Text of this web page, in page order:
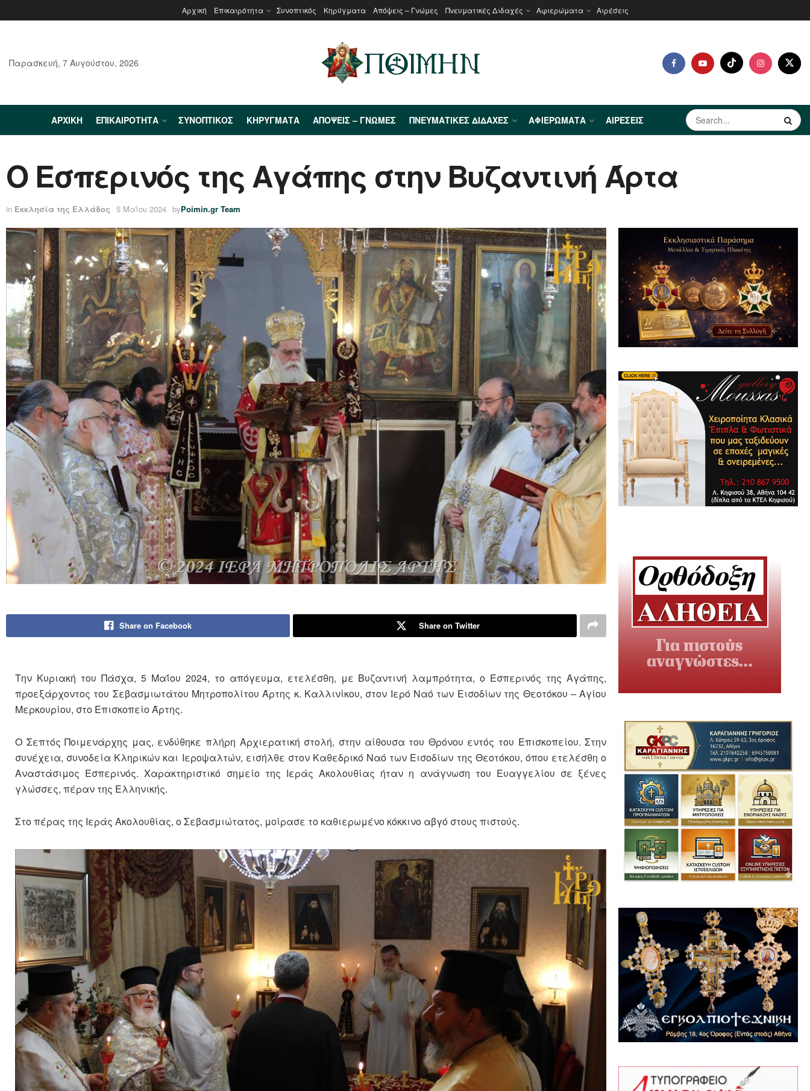
Αρχική Επικαιρότητα Συνοπτικός Κηρύγματα Απόψεις – Γνώμες Πνευματικές Διδαχές Αφιερώματα Αιρέσεις
Παρασκευή, 7 Αυγούστου, 2026
ΑΡΧΙΚΉ ΕΠΙΚΑΙΡΌΤΗΤΑ ΣΥΝΟΠΤΙΚΌΣ ΚΗΡΎΓΜΑΤΑ ΑΠΌΨΕΙΣ – ΓΝΏΜΕΣ ΠΝΕΥΜΑΤΙΚΈΣ ΔΙΔΑΧΈΣ ΑΦΙΕΡΏΜΑΤΑ ΑΙΡΈΣΕΙΣ
Ο Εσπερινός της Αγάπης στην Βυζαντινή Άρτα
in Εκκλησία της Ελλάδος 5 Μαΐου 2024 byPoimin.gr Team
Share on Facebook Share on Twitter
Την Κυριακή του Πάσχα, 5 Μαΐου 2024, το απόγευμα, ετελέσθη, με Βυζαντινή λαμπρότητα, ο Εσπερινός της Αγάπης,
προεξάρχοντος του Σεβασμιωτάτου Μητροπολίτου Άρτης κ. Καλλινίκου, στον Ιερό Ναό των Εισοδίων της Θεοτόκου – Αγίου
Μερκουρίου, στο Επισκοπείο Άρτης.
Ο Σεπτός Ποιμενάρχης μας, ενδύθηκε πλήρη Αρχιερατική στολή, στην αίθουσα του Θρόνου εντός του Επισκοπείου. Στην
συνέχεια, συνοδεία Κληρικών και Ιεροψαλτών, εισήλθε στον Καθεδρικό Ναό των Εισοδίων της Θεοτόκου, όπου ετελέσθη ο
Αναστάσιμος Εσπερινός. Χαρακτηριστικό σημείο της Ιεράς Ακολουθίας ήταν η ανάγνωση του Ευαγγελίου σε ξένες
γλώσσες, πέραν της Ελληνικής.
Στο πέρας της Ιεράς Ακολουθίας, ο Σεβασμιώτατος, μοίρασε το καθιερωμένο κόκκινο αβγό στους πιστούς.